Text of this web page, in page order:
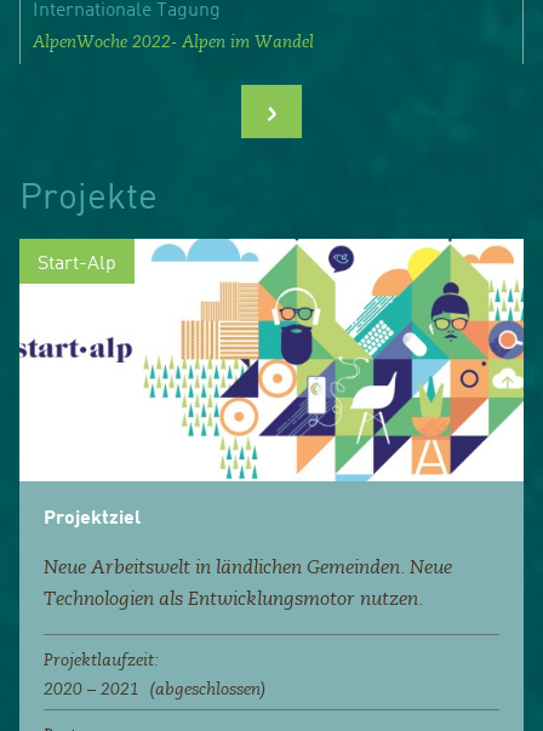
Internationale Tagung
AlpenWoche 2022- Alpen im Wandel
›
Projekte
Start-Alp
Projektziel
Neue Arbeitswelt in ländlichen Gemeinden. Neue
Technologien als Entwicklungsmotor nutzen.
Projektlaufzeit:
2020 – 2021 (abgeschlossen)